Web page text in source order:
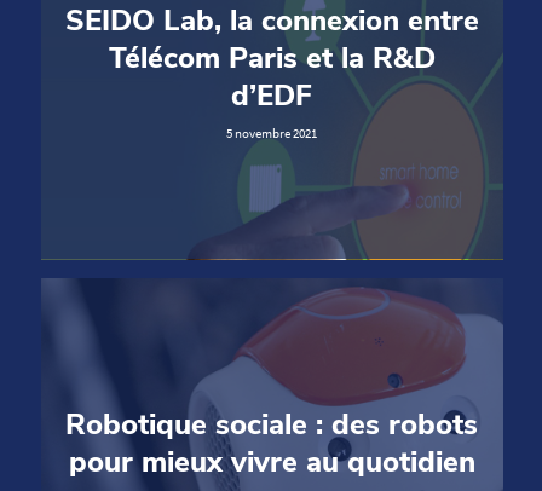
SEIDO Lab, la connexion entre
Télécom Paris et la R&D
d’EDF
5 novembre 2021
Robotique sociale : des robots
pour mieux vivre au quotidien